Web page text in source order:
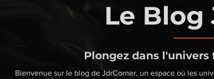
Le Blog
Plongez dans l'univers
Bienvenue sur le blog de JdrCorner, un espace où les